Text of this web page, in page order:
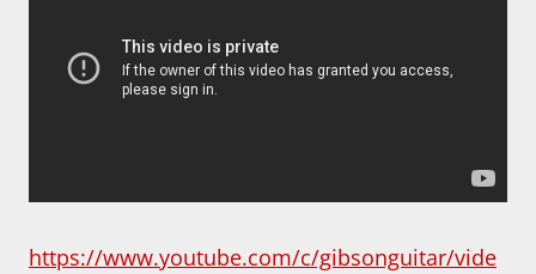
https://www.youtube.com/c/gibsonguitar/vide